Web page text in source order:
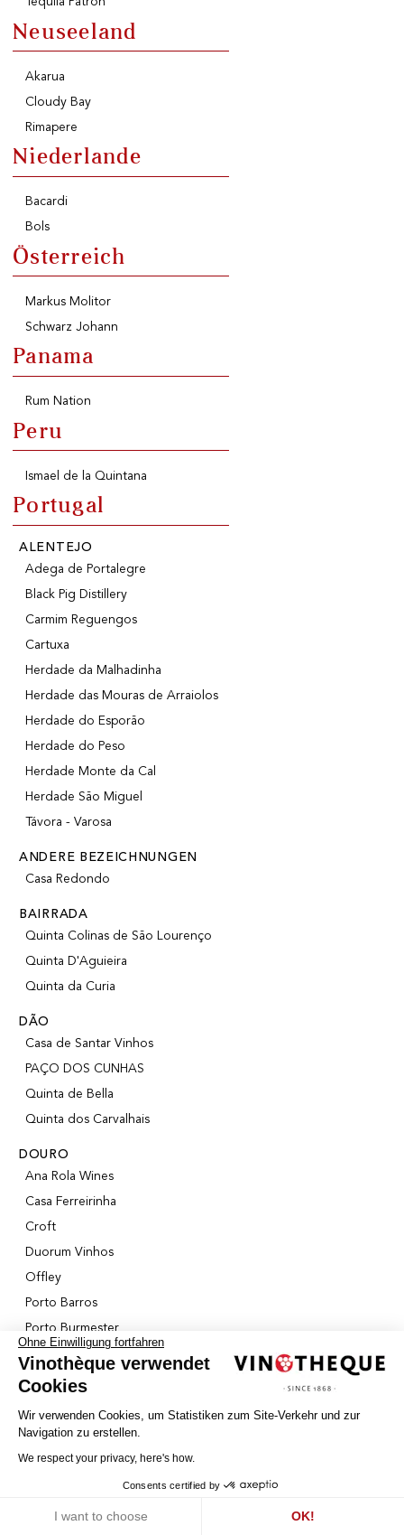
Neuseeland
Akarua
Cloudy Bay
Rimapere
Niederlande
Bacardi
Bols
Österreich
Markus Molitor
Schwarz Johann
Panama
Rum Nation
Peru
Ismael de la Quintana
Portugal
ALENTEJO
Adega de Portalegre
Black Pig Distillery
Carmim Reguengos
Cartuxa
Herdade da Malhadinha
Herdade das Mouras de Arraiolos
Herdade do Esporão
Herdade do Peso
Herdade Monte da Cal
Herdade São Miguel
Távora - Varosa
ANDERE BEZEICHNUNGEN
Casa Redondo
BAIRRADA
Quinta Colinas de São Lourenço
Quinta D'Aguieira
Quinta da Curia
DÃO
Casa de Santar Vinhos
PAÇO DOS CUNHAS
Quinta de Bella
Quinta dos Carvalhais
DOURO
Ana Rola Wines
Casa Ferreirinha
Croft
Duorum Vinhos
Offley
Porto Barros
Porto Burmester
Porto Càlem
Porto Churchill
Porto Fonseca
Porto Graham's
Porto Ramos Pinto
Ohne Einwilligung fortfahren
Vinothèque verwendet
Cookies
Wir verwenden Cookies, um Statistiken zum Site-Verkehr und zur
Navigation zu erstellen.
We respect your privacy, here's how.
Consents certified by
I want to choose OK!
Cookies